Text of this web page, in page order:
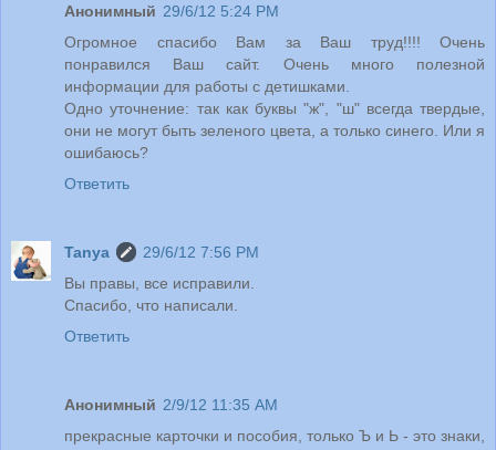
Анонимный 29/6/12 5:24 PM
Огромное спасибо Вам за Ваш труд!!!! Очень
понравился Ваш сайт. Очень много полезной
информации для работы с детишками.
Одно уточнение: так как буквы "ж", "ш" всегда твердые,
они не могут быть зеленого цвета, а только синего. Или я
ошибаюсь?
Ответить
Tanya
29/6/12 7:56 PM
Вы правы, все исправили.
Спасибо, что написали.
Ответить
Анонимный 2/9/12 11:35 AM
прекрасные карточки и пособия, только Ъ и Ь - это знаки,